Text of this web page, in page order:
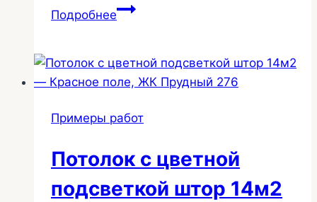
ПодробнееНатяжной
освещением
SWG
—
горка
Примеры работ
Потолок с цветной
подсветкой штор 14м2